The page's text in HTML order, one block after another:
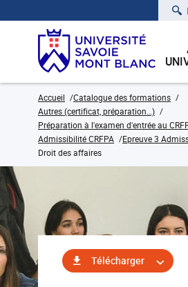
Accueil
Catalogue des formations
Autres (certificat, préparation…)
Préparation à l'examen d'entrée au
Admissibilité CRFPA
Epreuve 3
Droit des affaires
Télécharger